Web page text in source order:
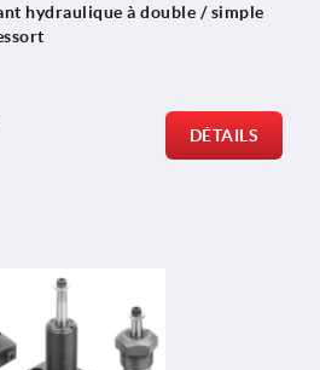
hydraulique à double / simple
DÉTAILS